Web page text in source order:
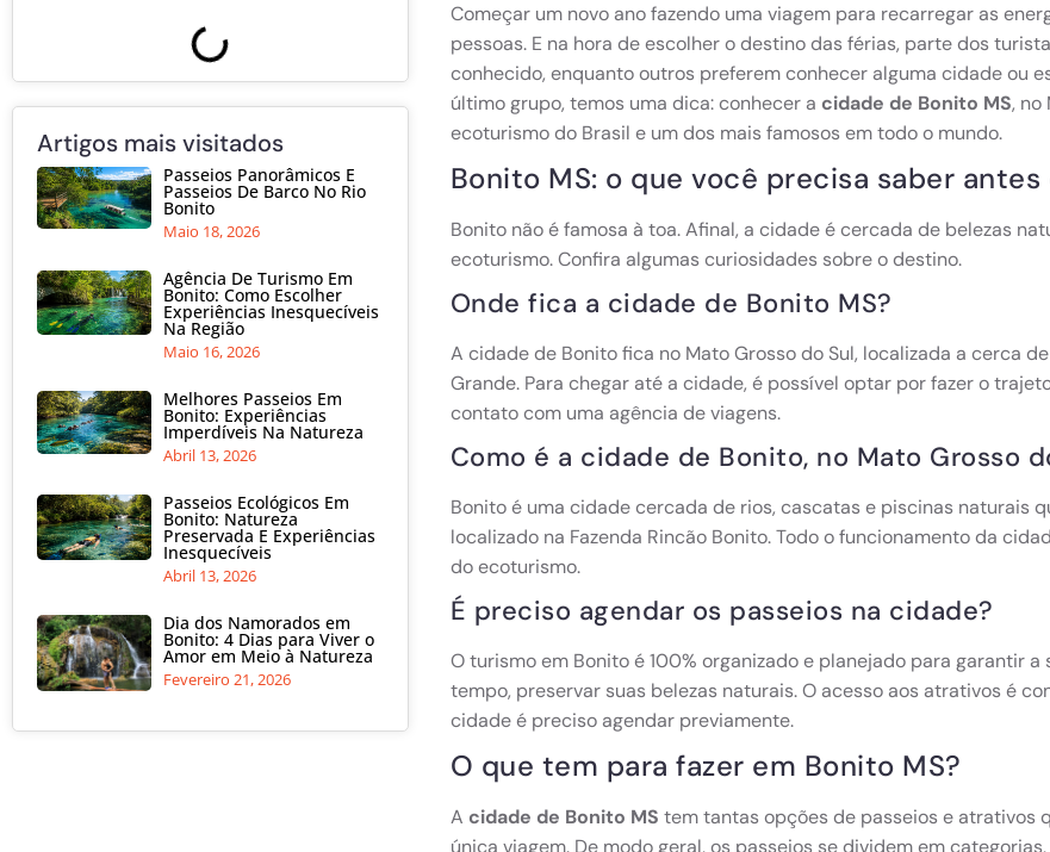
Artigos mais visitados
Passeios Panorâmicos E
Passeios De Barco No Rio
Bonito
Maio 18, 2026
Agência De Turismo Em
Bonito: Como Escolher
Experiências Inesquecíveis
Na Região
Maio 16, 2026
Melhores Passeios Em
Bonito: Experiências
Imperdíveis Na Natureza
Abril 13, 2026
Passeios Ecológicos Em
Bonito: Natureza
Preservada E Experiências
Inesquecíveis
Abril 13, 2026
Dia dos Namorados em
Bonito: 4 Dias para Viver o
Amor em Meio à Natureza
Fevereiro 21, 2026
Começar um novo ano fazendo uma viagem para recarregar as
pessoas. E na hora de escolher o destino das férias, parte dos
conhecido, enquanto outros preferem conhecer alguma cidade ou
último grupo, temos uma dica: conhecer a cidade de Bonito MS, no
ecoturismo do Brasil e um dos mais famosos em todo o mundo.
Bonito MS: o que você precisa saber antes
Bonito não é famosa à toa. Afinal, a cidade é cercada de belezas
ecoturismo. Confira algumas curiosidades sobre o destino.
Onde fica a cidade de Bonito MS?
A cidade de Bonito fica no Mato Grosso do Sul, localizada a cerca
Grande. Para chegar até a cidade, é possível optar por fazer o
contato com uma agência de viagens.
Como é a cidade de Bonito, no Mato Grosso
Bonito é uma cidade cercada de rios, cascatas e piscinas naturais
localizado na Fazenda Rincão Bonito. Todo o funcionamento da
do ecoturismo.
É preciso agendar os passeios na cidade?
O turismo em Bonito é 100% organizado e planejado para garantir
tempo, preservar suas belezas naturais. O acesso aos atrativos é
cidade é preciso agendar previamente.
O que tem para fazer em Bonito MS?
A cidade de Bonito MS tem tantas opções de passeios e atrativos
única viagem. De modo geral, os passeios se dividem em